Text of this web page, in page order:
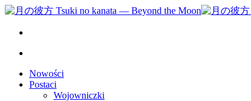
Nowości
Postaci
Wojowniczki